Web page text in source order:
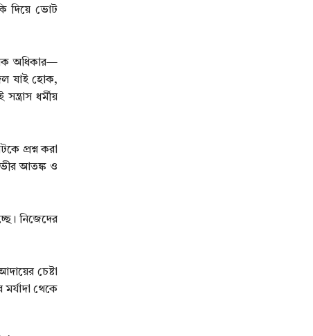
দিয়ে ভোট
অধিকার—
দল যাই হোক,
ধর্মীয়
প্রশ্ন করা
আতঙ্ক ও
নিজেদের
চেষ্টা
থেকে